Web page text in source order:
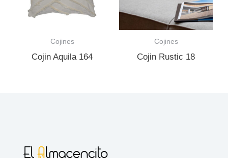
Cojines
Cojin Aquila 164
Cojines
Cojin Rustic 18